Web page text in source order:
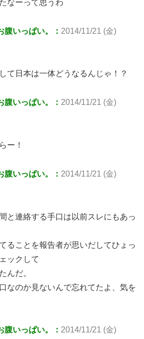
なーって思うわ
腹いっぱい。： 2014/11/21 (金)
て日本は一体どうなるんじゃ！？
腹いっぱい。： 2014/11/21 (金)
ー！
腹いっぱい。： 2014/11/21 (金)
と連絡する手口は以前スレにもあっ
ることを報告者が思いだしてひょっ
ックして
んだ。
なのか見ないんで忘れてたよ、気を
腹いっぱい。： 2014/11/21 (金)